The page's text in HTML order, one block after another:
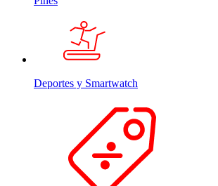
Deportes y Smartwatch